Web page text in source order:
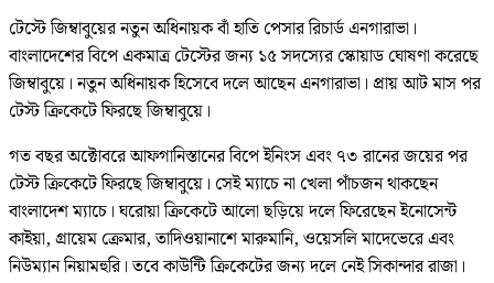
টেস্টে জিম্বাবুয়ের নতুন অধিনায়ক বাঁ হাতি পেসার রিচার্ড এনগারাভা।
বাংলাদেশের বিপে একমাত্র টেস্টের জন্য ১৫ সদস্যের স্কোয়াড ঘোষণা করেছে
জিম্বাবুয়ে। নতুন অধিনায়ক হিসেবে দলে আছেন এনগারাভা। প্রায় আট মাস পর
টেস্ট ক্রিকেটে ফিরছে জিম্বাবুয়ে।
গত বছর অক্টোবরে আফগানিস্তানের বিপে ইনিংস এবং ৭৩ রানের জয়ের পর
টেস্ট ক্রিকেটে ফিরছে জিম্বাবুয়ে। সেই ম্যাচে না খেলা পাঁচজন থাকছেন
বাংলাদেশ ম্যাচে। ঘরোয়া ক্রিকেটে আলো ছড়িয়ে দলে ফিরেছেন ইনোসেন্ট
কাইয়া, গ্রায়েম ক্রেমার, তাদিওয়ানাশে মারুমানি, ওয়েসলি মাদেভেরে এবং
নিউম্যান নিয়ামহুরি। তবে কাউন্টি ক্রিকেটের জন্য দলে নেই সিকান্দার রাজা।